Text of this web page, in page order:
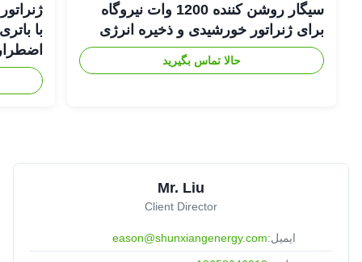
سیگار روشن کننده 1200 وات نیروگاه
برای ژنراتور خورشیدی و ذخیره انرژی
حالا تماس بگیرید
Mr. Liu
Client Director
ایمیل:eason@shunxiangenergy.com